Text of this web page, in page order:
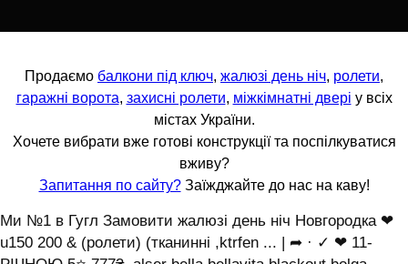
Продаємо балкони під ключ, жалюзі день ніч, ролети,
гаражні ворота, захисні ролети, міжкімнатні двері у всіх
містах України.
Хочете вибрати вже готові конструкції та поспілкуватися
вживу?
Запитання по сайту?Заїжджайте до нас на каву!
Ми №1 в Гугл Замовити жалюзі день ніч Новгородка ❤
u150 200 & (ролети) (тканинні ,ktrfen ... | ➦ · ✓ ❤ 11-